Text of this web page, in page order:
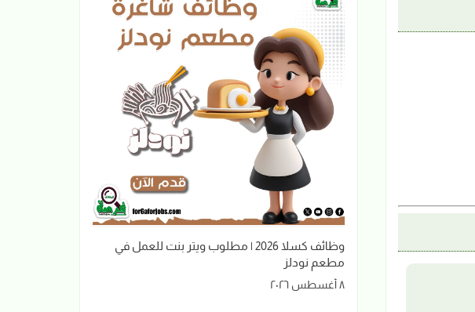
وظائف كسلا 2026 | مطلوب ويتر بنت للعمل في
مطعم نودلز
٨ أغسطس ٢٠٢٦